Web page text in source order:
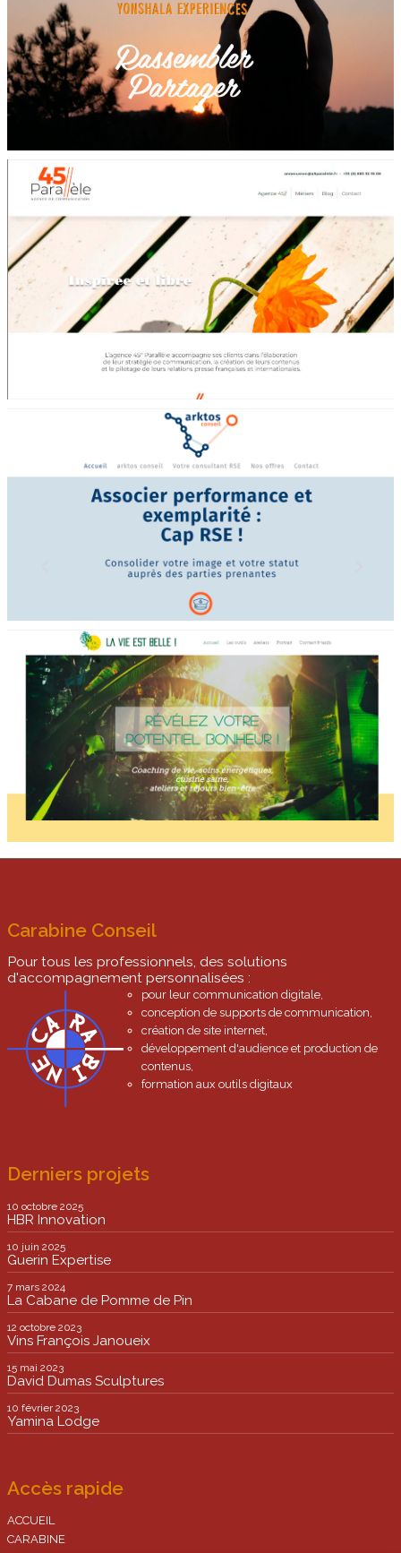
Carabine Conseil
Pour tous les professionnels, des solutions
d'accompagnement personnalisées :
pour leur communication digitale,
conception de supports de communication,
création de site internet,
développement d'audience et production de
contenus,
formation aux outils digitaux
Derniers projets
10 octobre 2025
HBR Innovation
10 juin 2025
Guerin Expertise
7 mars 2024
La Cabane de Pomme de Pin
12 octobre 2023
Vins François Janoueix
15 mai 2023
David Dumas Sculptures
10 février 2023
Yamina Lodge
Accès rapide
ACCUEIL
CARABINE